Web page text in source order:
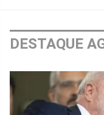
DESTAQUE